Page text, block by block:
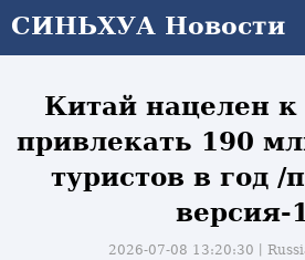
СИНЬХУА Новости
СИНЬХУА Новости
Китай нацелен к
привлекать 190
туристов в год /
версия-
2026-07-08 13:20:30丨